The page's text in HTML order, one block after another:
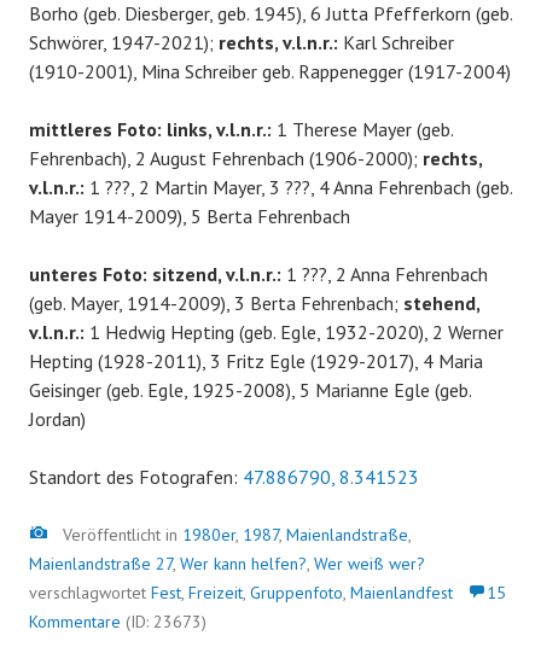
Borho (geb. Diesberger, geb. 1945), 6 Jutta Pfefferkorn (geb.
Schwörer, 1947-2021); rechts, v.l.n.r.: Karl Schreiber
(1910-2001), Mina Schreiber geb. Rappenegger (1917-2004)
mittleres Foto: links, v.l.n.r.: 1 Therese Mayer (geb.
Fehrenbach), 2 August Fehrenbach (1906-2000); rechts,
v.l.n.r.: 1 ???, 2 Martin Mayer, 3 ???, 4 Anna Fehrenbach (geb.
Mayer 1914-2009), 5 Berta Fehrenbach
unteres Foto: sitzend, v.l.n.r.: 1 ???, 2 Anna Fehrenbach
(geb. Mayer, 1914-2009), 3 Berta Fehrenbach; stehend,
v.l.n.r.: 1 Hedwig Hepting (geb. Egle, 1932-2020), 2 Werner
Hepting (1928-2011), 3 Fritz Egle (1929-2017), 4 Maria
Geisinger (geb. Egle, 1925-2008), 5 Marianne Egle (geb.
Jordan)
Standort des Fotografen: 47.886790, 8.341523
Bild
Veröffentlicht in 1980er, 1987, Maienlandstraße,
Maienlandstraße 27, Wer kann helfen?, Wer weiß wer?
verschlagwortet Fest, Freizeit, Gruppenfoto, Maienlandfest
15
Kommentare (ID: 23673)